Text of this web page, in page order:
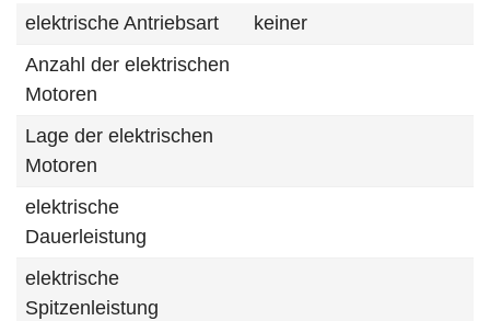
elektrische Antriebsart
keiner
Anzahl der elektrischen
Motoren
Lage der elektrischen
Motoren
elektrische
Dauerleistung
elektrische
Spitzenleistung